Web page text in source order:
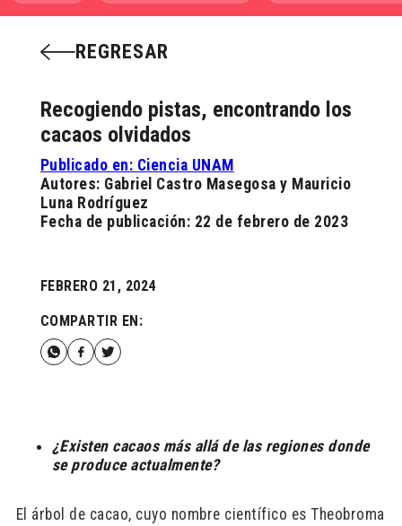
REGRESAR
Recogiendo pistas, encontrando los
cacaos olvidados
Publicado en: Ciencia UNAM
Autores: Gabriel Castro Masegosa y Mauricio
Luna Rodríguez
Fecha de publicación: 22 de febrero de 2023
FEBRERO 21, 2024
COMPARTIR EN:
¿Existen cacaos más allá de las regiones donde
se produce actualmente?
El árbol de cacao, cuyo nombre científico es Theobroma